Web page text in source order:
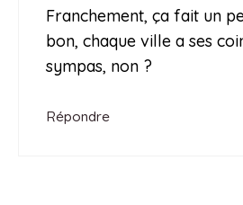
Franchement, ça fait un
bon, chaque ville a ses
sympas, non ?
Répondre